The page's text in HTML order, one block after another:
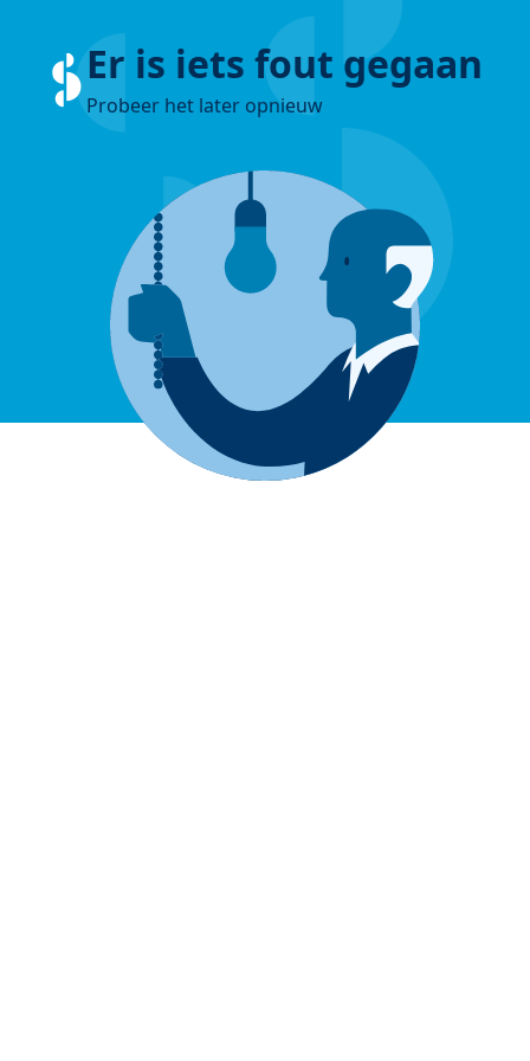
Er is iets fout gegaan
Probeer het later opnieuw